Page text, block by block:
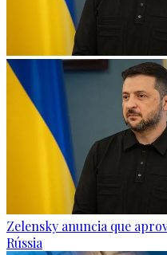
Zelensky anuncia que
Rússia